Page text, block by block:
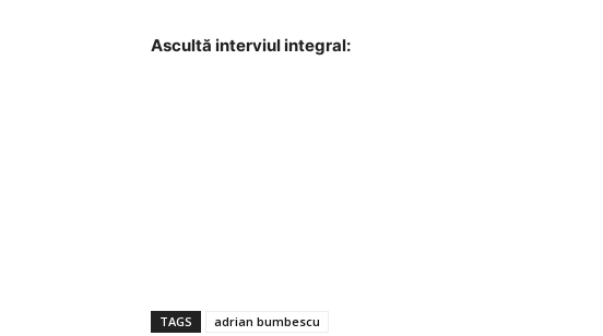
Ascultă interviul integral:
TAGS adrian bumbescu